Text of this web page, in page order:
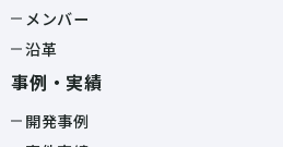
メンバー
沿革
事例・実績
開発事例